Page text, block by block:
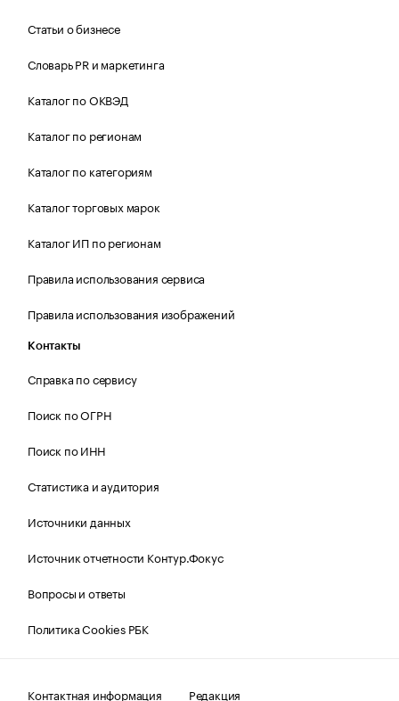
Статьи о бизнесе
Словарь PR и маркетинга
Каталог по ОКВЭД
Каталог по регионам
Каталог по категориям
Каталог торговых марок
Каталог ИП по регионам
Правила использования сервиса
Правила использования изображений
Контакты
Справка по сервису
Поиск по ОГРН
Поиск по ИНН
Статистика и аудитория
Источники данных
Источник отчетности Контур.Фокус
Вопросы и ответы
Политика Cookies РБК
Контактная информация Редакция